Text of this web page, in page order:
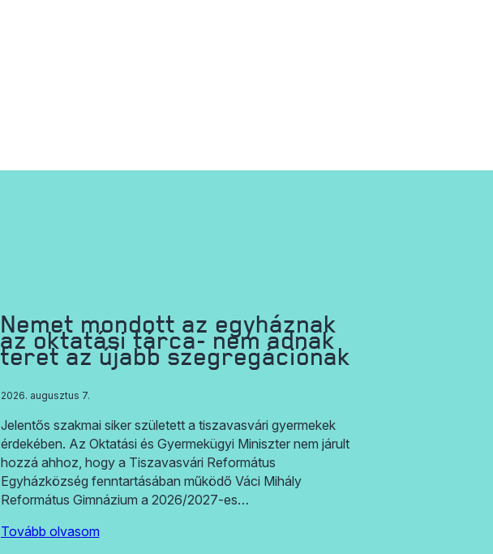
Nemet mondott az egyháznak
az oktatási tárca- nem adnak
teret az újabb szegregációnak
2026. augusztus 7.
Jelentős szakmai siker született a tiszavasvári gyermekek
érdekében. Az Oktatási és Gyermekügyi Miniszter nem járult
hozzá ahhoz, hogy a Tiszavasvári Református
Egyházközség fenntartásában működő Váci Mihály
Református Gimnázium a 2026/2027-es…
Tovább olvasom